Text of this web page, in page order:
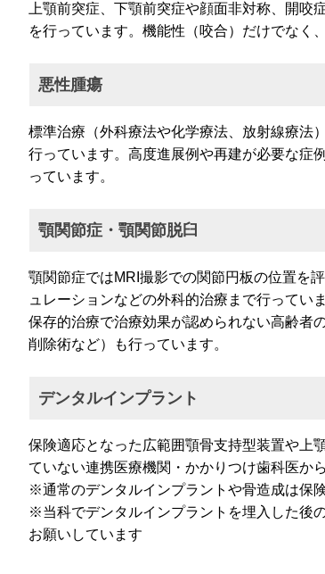
上顎前突症、下顎前突症や顔面非対称、開咬
を行っています。機能性（咬合）だけでなく
悪性腫瘍
標準治療（外科療法や化学療法、放射線療法
行っています。高度進展例や再建が必要な症
っています。
顎関節症・顎関節脱臼
顎関節症ではMRI撮影での関節円板の位置を
ュレーションなどの外科的治療まで行っていま
保存的治療で治療効果が認められない高齢者
削除術など）も行っています。
デンタルインプラント
保険適応となった広範囲顎骨支持型装置や上
ていない連携医療機関・かかりつけ歯科医か
※通常のデンタルインプラントや骨造成は保
※当科でデンタルインプラントを埋入した後
お願いしています